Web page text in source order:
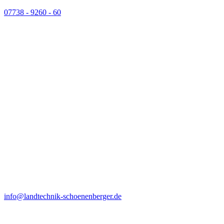
07738 - 9260 - 60
info@landtechnik-schoenenberger.de